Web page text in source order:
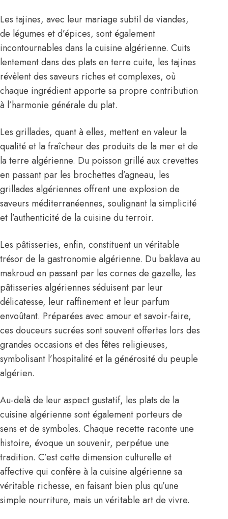
Les tajines, avec leur mariage subtil de viandes,
de légumes et d’épices, sont également
incontournables dans la cuisine algérienne. Cuits
lentement dans des plats en terre cuite, les tajines
révèlent des saveurs riches et complexes, où
chaque ingrédient apporte sa propre contribution
à l’harmonie générale du plat.
Les grillades, quant à elles, mettent en valeur la
qualité et la fraîcheur des produits de la mer et de
la terre algérienne. Du poisson grillé aux crevettes
en passant par les brochettes d’agneau, les
grillades algériennes offrent une explosion de
saveurs méditerranéennes, soulignant la simplicité
et l’authenticité de la cuisine du terroir.
Les pâtisseries, enfin, constituent un véritable
trésor de la gastronomie algérienne. Du baklava au
makroud en passant par les cornes de gazelle, les
pâtisseries algériennes séduisent par leur
délicatesse, leur raffinement et leur parfum
envoûtant. Préparées avec amour et savoir-faire,
ces douceurs sucrées sont souvent offertes lors des
grandes occasions et des fêtes religieuses,
symbolisant l’hospitalité et la générosité du peuple
algérien.
Au-delà de leur aspect gustatif, les plats de la
cuisine algérienne sont également porteurs de
sens et de symboles. Chaque recette raconte une
histoire, évoque un souvenir, perpétue une
tradition. C’est cette dimension culturelle et
affective qui confère à la cuisine algérienne sa
véritable richesse, en faisant bien plus qu’une
simple nourriture, mais un véritable art de vivre.